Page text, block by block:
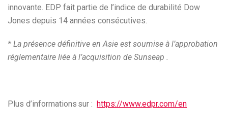
innovante. EDP fait partie de l’indice de durabilité Dow
Jones depuis 14 années consécutives.
* La présence définitive en Asie est soumise à l’approbation
réglementaire liée à l’acquisition de Sunseap .
Plus d’informations sur : https://www.edpr.com/en